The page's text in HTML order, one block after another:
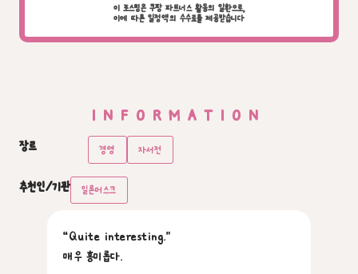
이 포스팅은 쿠팡 파트너스 활동의 일환으로,
이에 따른 일정액의 수수료를 제공받습니다
INFORMATION
장르 경영 자서전
추천인/기관 일론머스크
“Quite interesting.”
매우 흥미롭다.